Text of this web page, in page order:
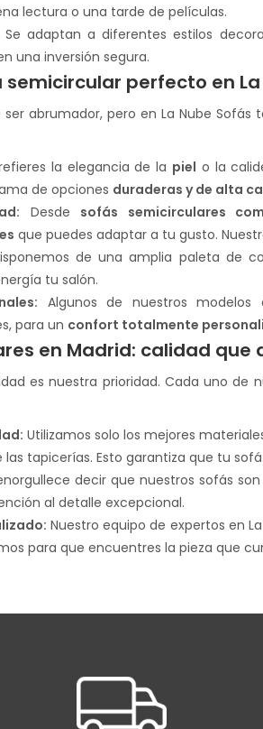
lectura o una tarde de películas.
Se adaptan a diferentes estilos
una inversión segura.
semicircular perfecto en La
ser abrumador, pero en La Nube
la elegancia de la piel o la
de opciones duraderas y de alta
Desde sofás semicirculares
que puedes adaptar a tu gusto.
de una amplia paleta de
tu salón.
Algunos de nuestros
para un confort totalmente
en Madrid: calidad que
es nuestra prioridad. Cada uno de
Utilizamos solo los mejores
las tapicerías. Esto garantiza que tu
decir que nuestros sofás son
al detalle excepcional.
Nuestro equipo de expertos en
para que encuentres la pieza que